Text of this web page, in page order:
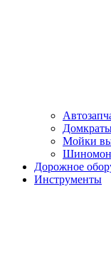
Мойки
Дорожное
Инструменты